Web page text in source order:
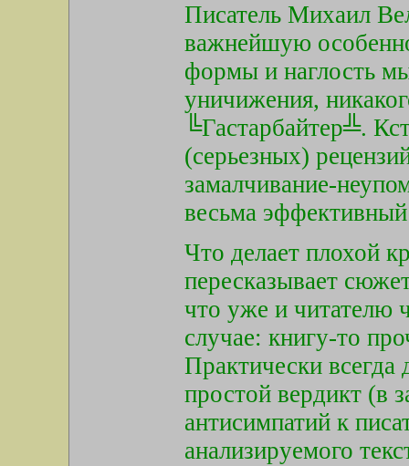
Писатель Михаил
важнейшую
формы и наглость
уничижения,
╚Гастарбайтер╩.
(серьезных)
замалчивание-
весьма
Что делает плохой
пересказывает
что уже и читателю
случае: книгу-то
Практически всегда
простой вердикт (в
антисимпатий к
анализируемого